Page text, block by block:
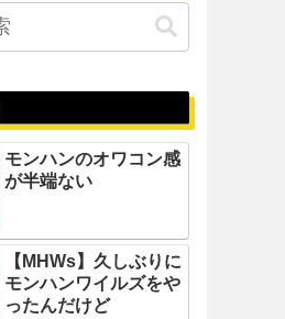
モンハンのオワコン感
が半端ない
【MHWs】久しぶりに
モンハンワイルズをや
ったんだけど